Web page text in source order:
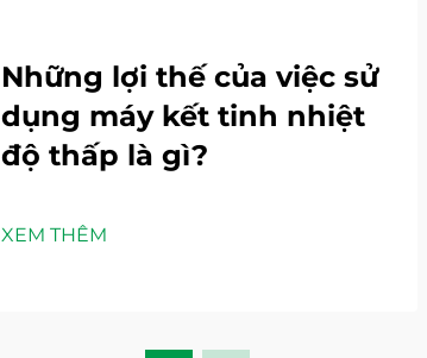
Những lợi thế của việc sử
dụng máy kết tinh nhiệt
độ thấp là gì?
XEM THÊM